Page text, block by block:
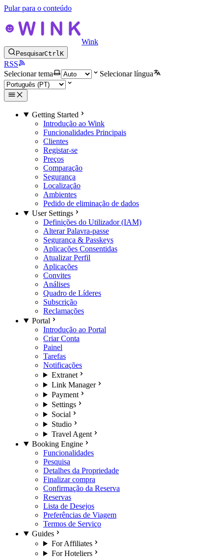
Pular para o conteúdo
Wink
PesquisarCtrlK
RSS
Selecionar tema
Selecionar língua
Getting Started
Introdução ao Wink
Funcionalidades Principais
Clientes
Registar-se
Preços
Comparação
Segurança
Localização
Ambientes
Pedido de eliminação de dados
User Settings
Definições do Utilizador (IAM)
Alterar Palavra-passe
Segurança & Passkeys
Aplicações Consentidas
Atualizar Perfil
Aplicações
Convites
Análises
Quadro de Líderes
Subscrição
Reclamações
Portal
Introdução ao Portal
Criar Conta
Painel
Tarefas
Notificações
Extranet
Link Manager
Payment
Settings
Social
Studio
Travel Agent
Booking Engine
Funcionalidades
Pesquisa
Detalhes da Propriedade
Finalizar compra
Confirmação da Reserva
Reservas
Lista de Desejos
Preferências de Viagem
Termos de Serviço
Guides
For Affiliates
For Hoteliers